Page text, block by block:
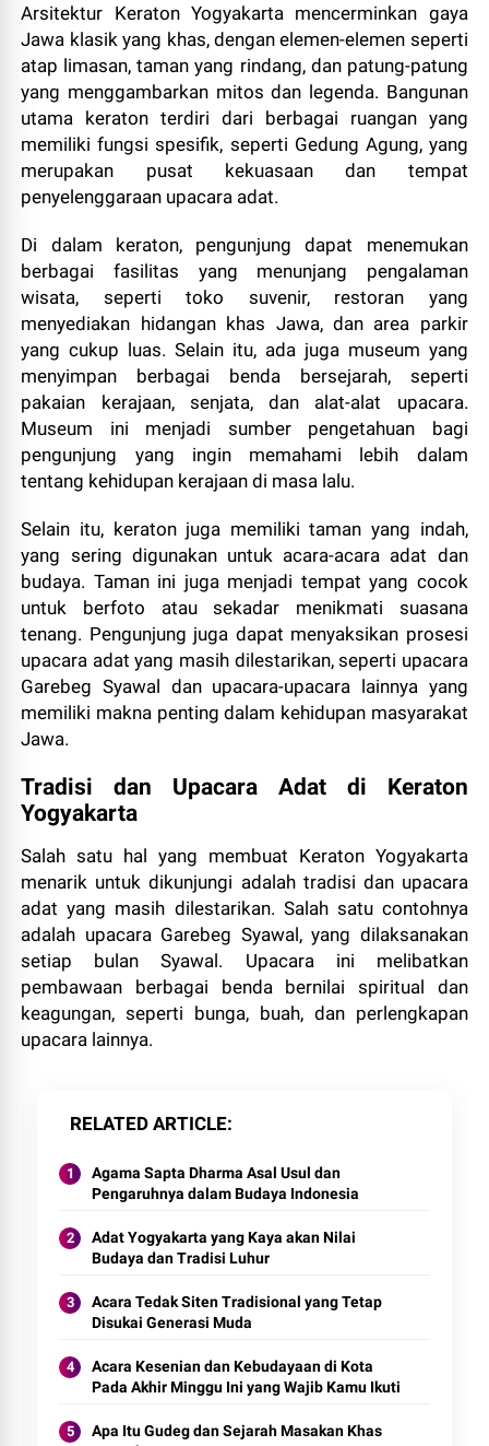
Arsitektur Keraton Yogyakarta mencerminkan gaya
Jawa klasik yang khas, dengan elemen-elemen seperti
atap limasan, taman yang rindang, dan patung-patung
yang menggambarkan mitos dan legenda. Bangunan
utama keraton terdiri dari berbagai ruangan yang
memiliki fungsi spesifik, seperti Gedung Agung, yang
merupakan pusat kekuasaan dan tempat
penyelenggaraan upacara adat.
Di dalam keraton, pengunjung dapat menemukan
berbagai fasilitas yang menunjang pengalaman
wisata, seperti toko suvenir, restoran yang
menyediakan hidangan khas Jawa, dan area parkir
yang cukup luas. Selain itu, ada juga museum yang
menyimpan berbagai benda bersejarah, seperti
pakaian kerajaan, senjata, dan alat-alat upacara.
Museum ini menjadi sumber pengetahuan bagi
pengunjung yang ingin memahami lebih dalam
tentang kehidupan kerajaan di masa lalu.
Selain itu, keraton juga memiliki taman yang indah,
yang sering digunakan untuk acara-acara adat dan
budaya. Taman ini juga menjadi tempat yang cocok
untuk berfoto atau sekadar menikmati suasana
tenang. Pengunjung juga dapat menyaksikan prosesi
upacara adat yang masih dilestarikan, seperti upacara
Garebeg Syawal dan upacara-upacara lainnya yang
memiliki makna penting dalam kehidupan masyarakat
Jawa.
Tradisi dan Upacara Adat di Keraton
Yogyakarta
Salah satu hal yang membuat Keraton Yogyakarta
menarik untuk dikunjungi adalah tradisi dan upacara
adat yang masih dilestarikan. Salah satu contohnya
adalah upacara Garebeg Syawal, yang dilaksanakan
setiap bulan Syawal. Upacara ini melibatkan
pembawaan berbagai benda bernilai spiritual dan
keagungan, seperti bunga, buah, dan perlengkapan
upacara lainnya.
RELATED ARTICLE
Agama Sapta Dharma Asal Usul dan
Pengaruhnya dalam Budaya Indonesia
Adat Yogyakarta yang Kaya akan Nilai
Budaya dan Tradisi Luhur
Acara Tedak Siten Tradisional yang Tetap
Disukai Generasi Muda
Acara Kesenian dan Kebudayaan di Kota
Pada Akhir Minggu Ini yang Wajib Kamu Ikuti
Apa Itu Gudeg dan Sejarah Masakan Khas